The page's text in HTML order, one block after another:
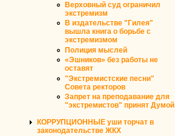
Верховный суд ограничил
экстремизм
В издательстве "Гилея"
вышла книга о борьбе с
экстремизмом
Полиция мыслей
«Эшников» без работы не
оставят
"Экстремистские песни"
Совета ректоров
Запрет на преподавание для
"экстремистов" принят Думой
КОРРУПЦИОННЫЕ уши торчат в
законодательстве ЖКХ